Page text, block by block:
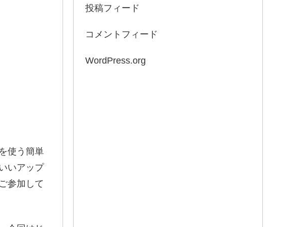
使う簡単
いアップ
参加して
投稿フィード
コメントフィード
WordPress.org